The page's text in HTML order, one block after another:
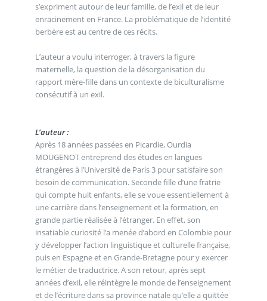
s’expriment autour de leur famille, de l’exil et de leur
enracinement en France. La problématique de l’identité
berbère est au centre de ces récits.
L’auteur a voulu interroger, à travers la figure
maternelle, la question de la désorganisation du
rapport mère-fille dans un contexte de biculturalisme
consécutif à un exil.
L’auteur :
Après 18 années passées en Picardie, Ourdia
MOUGENOT entreprend des études en langues
étrangères à l’Université de Paris 3 pour satisfaire son
besoin de communication. Seconde fille d’une fratrie
qui compte huit enfants, elle se voue essentiellement à
une carrière dans l’enseignement et la formation, en
grande partie réalisée à l’étranger. En effet, son
insatiable curiosité l’a menée d’abord en Colombie pour
y développer l’action linguistique et culturelle française,
puis en Espagne et en Grande-Bretagne pour y exercer
le métier de traductrice. A son retour, après sept
années d’exil, elle réintègre le monde de l’enseignement
et de l’écriture dans sa province natale qu’elle a quittée